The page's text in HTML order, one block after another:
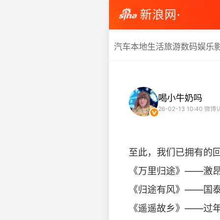
新浪网·
汽车本地生活旅游数码娱乐
喝小牛奶吗
26-02-13 10:40 微博
至此，我们已拥有的
《万里归途》——激
《归途有风》——国
《遥遥故乡》——过